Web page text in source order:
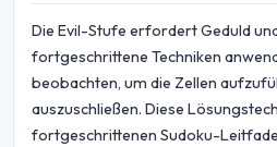
Die Evil-Stufe erfordert Geduld
fortgeschrittene Techniken
beobachten, um die Zellen
auszuschließen. Diese
fortgeschrittenen Sudoku-